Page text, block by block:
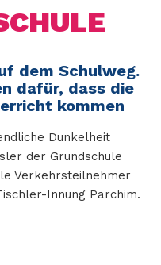
dem Schulweg.
dafür, dass die
kommen
Dunkelheit
der Grundschule
Verkehrsteilnehmer
Innung Parchim.